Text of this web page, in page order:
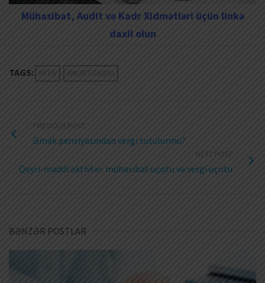
Mühasibat, Audit və Kadr Xidmətləri üçün linkə
daxil olun
TAGS: AKTIV AMORTIZASIYA
PREVIOUS POST
Əmək pensiyasından vergi tutulurmu?
NEXT POST
Qeyri-maddi aktivlər: mühasibat uçotu və vergi uçotu
BƏNZƏR POSTLAR